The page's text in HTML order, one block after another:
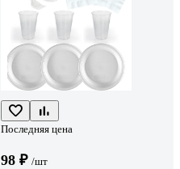
Последняя цена
98 ₽ /шт